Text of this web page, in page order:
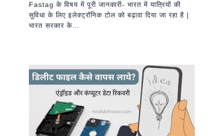
Fastag के विषय में पूरी जानकारी- भारत में यात्रियों की
सुविधा के लिए इलेक्ट्रॉनिक टोल को बढ़ावा दिया जा रहा है |
भारत सरकार के…